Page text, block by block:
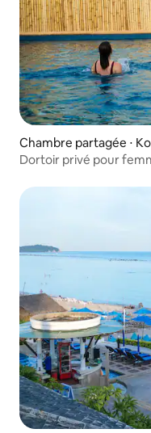
Chambre partagée ⋅
Dortoir privé pour